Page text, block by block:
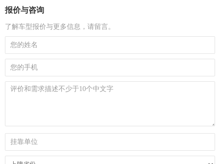
报价与咨询
了解车型报价与更多信息，请留言。